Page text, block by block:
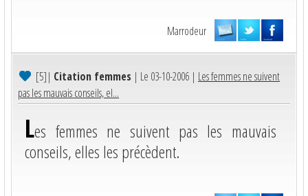
Marrodeur
[5]| Citation femmes | Le 03-10-2006 | Les femmes ne suivent
pas les mauvais conseils, el...
Les femmes ne suivent pas les mauvais
conseils, elles les précèdent.